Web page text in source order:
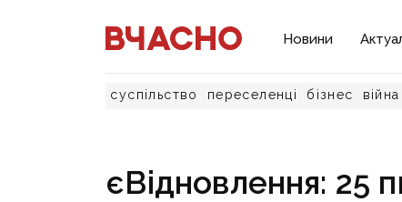
Новини
суспільство переселенці бізнес війна
єВідновлення: 25